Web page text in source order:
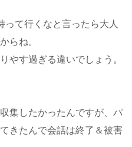
って行くなと言ったら大人
らね。
やす過ぎる違いでしょう。
集したかったんですが、パ
きたんで会話は終了＆被害